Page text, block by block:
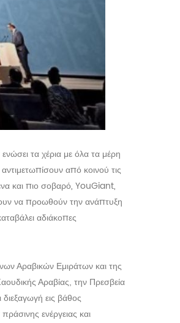
τα χέρια με όλα τα μέρη
από κοινού τις
και πιο σοβαρό, YouGiant,
να προωθούν την ανάπτυξη
αδιάκοπες
Αραβικών Εμιράτων και της
Αραβίας, την Πρεσβεία
εις βάθος
ενέργειας και